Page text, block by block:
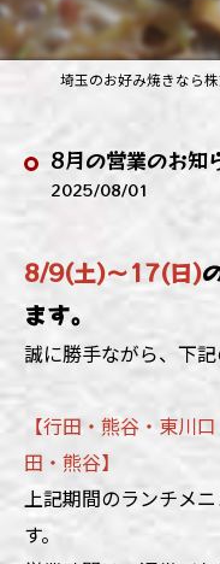
8月の営業のお知
2025/08/01
8/9(土)～17(日)
ます。
誠に勝手ながら、下記
【行田・熊谷・東川
田・熊谷】
上記期間のランチメ
す。